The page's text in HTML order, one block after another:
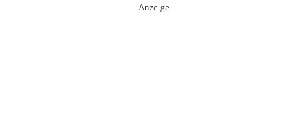
Anzeige